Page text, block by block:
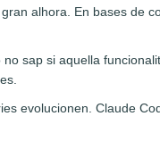
alhora. En bases de
sap si aquella
evolucionen. Claude